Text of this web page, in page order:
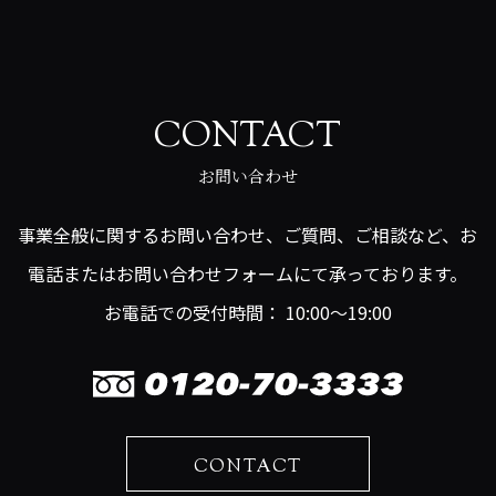
CONTACT
お問い合わせ
事業全般に関するお問い合わせ、ご質問、ご相談など、お
電話またはお問い合わせフォームにて承っております。
お電話での受付時間： 10:00～19:00
CONTACT